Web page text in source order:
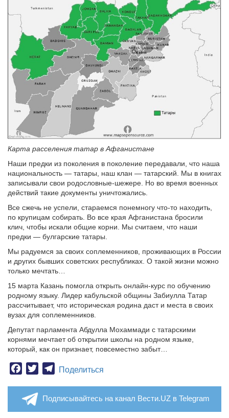
Карта расселения татар в Афганистане
Наши предки из поколения в поколение передавали, что наша
национальность — татары, наш клан — татарский. Мы в книгах
записывали свои родословные-шежере. Но во время военных
действий такие документы уничтожались.
Все сжечь не успели, стараемся понемногу что-то находить,
по крупицам собирать. Во все края Афганистана бросили
клич, чтобы искали общие корни. Мы считаем, что наши
предки — булгарские татары.
Мы радуемся за своих соплеменников, проживающих в России
и других бывших советских республиках. О такой жизни можно
только мечтать…
15 марта Казань помогла открыть онлайн-курс по обучению
родному языку. Лидер кабульской общины Забиулла Татар
рассчитывает, что историческая родина даст и места в своих
вузах для соплеменников.
Депутат парламента Абдулла Мохаммади с татарскими
корнями мечтает об открытии школы на родном языке,
который, как он признает, повсеместно забыт…
Facebook
TwitterTelegram
Поделиться
Подписывайтесь на канал Вести.UZ в Telegram